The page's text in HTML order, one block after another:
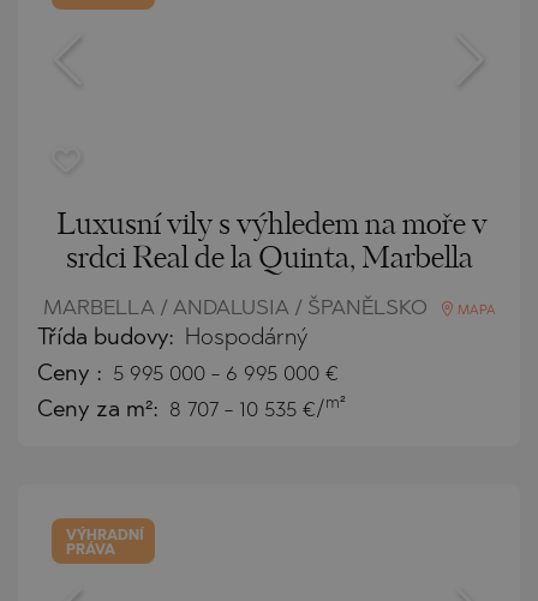
Luxusní vily s výhledem na moře v
srdci Real de la Quinta, Marbella
MARBELLA / ANDALUSIA / ŠPANĚLSKO MAPA
Třída budovy: Hospodárný
Ceny : 5 995 000 - 6 995 000 €
Ceny za m²: 8 707 - 10 535 €/ m²
VÝHRADNÍ
PRÁVA